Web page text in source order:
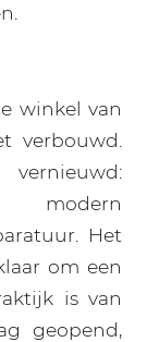
winkel van
verbouwd.
modern
Het
om een
is van
geopend,